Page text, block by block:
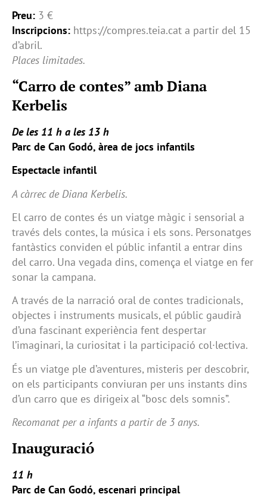
Preu: 3 €
Inscripcions: https://compres.teia.cat a partir del 15
d’abril.
Places limitades.
“Carro de contes” amb Diana
Kerbelis
De les 11 h a les 13 h
Parc de Can Godó, àrea de jocs infantils
Espectacle infantil
A càrrec de Diana Kerbelis.
El carro de contes és un viatge màgic i sensorial a
través dels contes, la música i els sons. Personatges
fantàstics conviden el públic infantil a entrar dins
del carro. Una vegada dins, comença el viatge en fer
sonar la campana.
A través de la narració oral de contes tradicionals,
objectes i instruments musicals, el públic gaudirà
d’una fascinant experiència fent despertar
l’imaginari, la curiositat i la participació col·lectiva.
És un viatge ple d’aventures, misteris per descobrir,
on els participants conviuran per uns instants dins
d’un carro que es dirigeix al “bosc dels somnis”.
Recomanat per a infants a partir de 3 anys.
Inauguració
11 h
Parc de Can Godó, escenari principal